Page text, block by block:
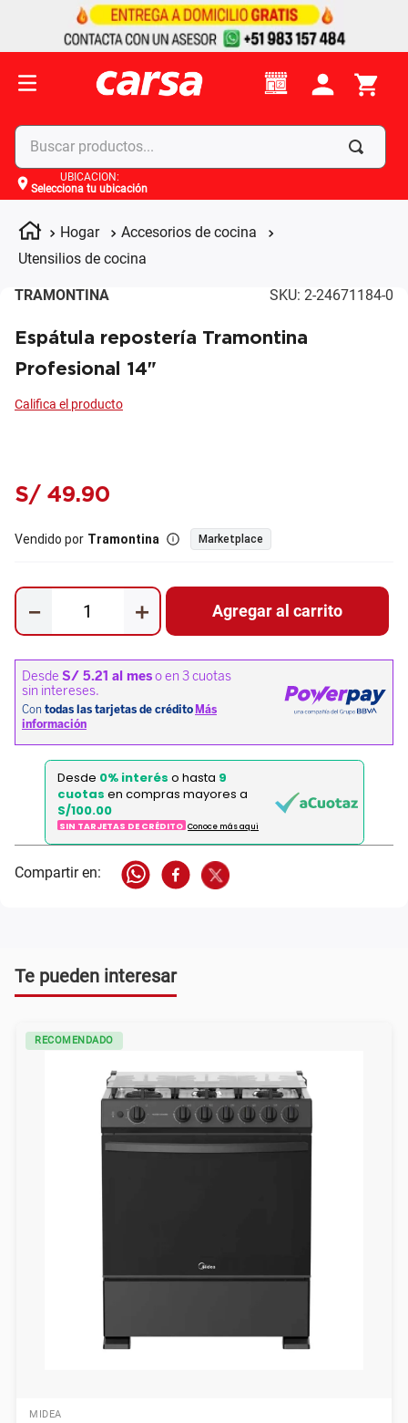
Buscar productos...
UBICACIÓN:
Selecciona tu ubicación
Hogar
Accesorios de cocina
Utensilios de cocina
TRAMONTINA SKU: 2-24671184-0
Espátula repostería Tramontina
Profesional 14"
S/ 49.90
Vendido por Tramontina Marketplace
＋
－ Agregar al carrito
Desde 0% interés o hasta 9
cuotas en compras mayores a
S/100.00
SIN TARJETAS DE CRÉDITO Conoce más aqui
Te pueden interesar
RECOMENDADO
MIDEA
Términos más buscados
2.
moto
3.
laptop